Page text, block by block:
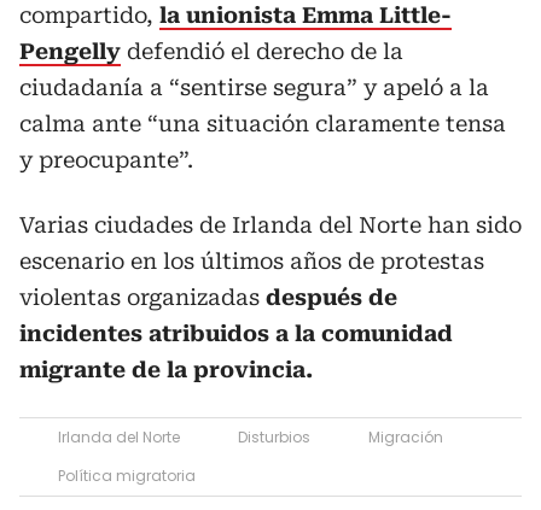
compartido, la unionista Emma Little-
Pengelly defendió el derecho de la
ciudadanía a “sentirse segura” y apeló a la
calma ante “una situación claramente tensa
y preocupante”.
Varias ciudades de Irlanda del Norte han sido
escenario en los últimos años de protestas
violentas organizadas después de
incidentes atribuidos a la comunidad
migrante de la provincia.
Irlanda del Norte Disturbios
Migración
Política migratoria